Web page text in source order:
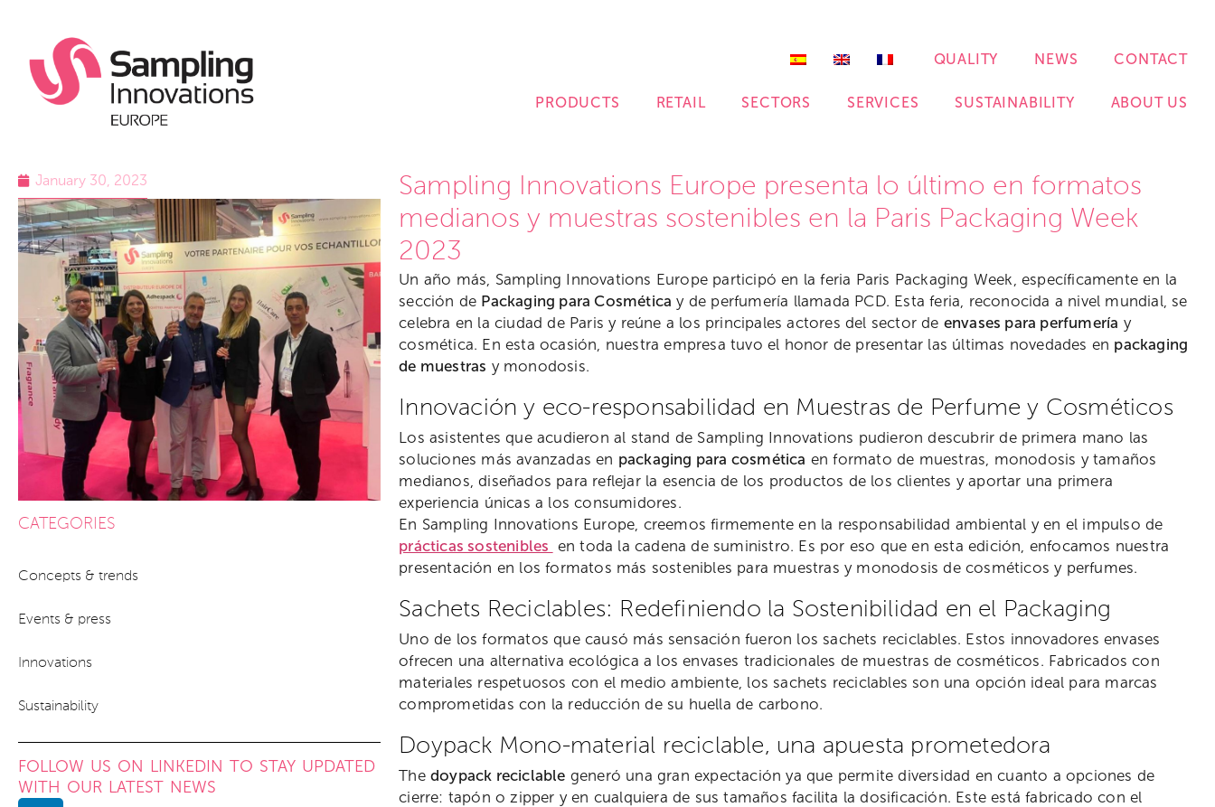
QUALITY NEWS CONTACT
PRODUCTS RETAIL SECTORS SERVICES SUSTAINABILITY ABOUT US
Sampling Innovations Europe presenta lo último en formatos
medianos y muestras sostenibles en la Paris Packaging Week
2023
Un año más, Sampling Innovations Europe participó en la feria Paris Packaging Week, específicamente en la
sección de Packaging para Cosmética y de perfumería llamada PCD. Esta feria, reconocida a nivel mundial, se
celebra en la ciudad de Paris y reúne a los principales actores del sector de envases para perfumería y
cosmética. En esta ocasión, nuestra empresa tuvo el honor de presentar las últimas novedades en packaging
de muestras y monodosis.
Innovación y eco-responsabilidad en Muestras de Perfume y Cosméticos
Los asistentes que acudieron al stand de Sampling Innovations pudieron descubrir de primera mano las
soluciones más avanzadas en packaging para cosmética en formato de muestras, monodosis y tamaños
medianos, diseñados para reflejar la esencia de los productos de los clientes y aportar una primera
experiencia únicas a los consumidores.
En Sampling Innovations Europe, creemos firmemente en la responsabilidad ambiental y en el impulso de
prácticas sostenibles en toda la cadena de suministro. Es por eso que en esta edición, enfocamos nuestra
presentación en los formatos más sostenibles para muestras y monodosis de cosméticos y perfumes.
Sachets Reciclables: Redefiniendo la Sostenibilidad en el Packaging
Uno de los formatos que causó más sensación fueron los sachets reciclables. Estos innovadores envases
ofrecen una alternativa ecológica a los envases tradicionales de muestras de cosméticos. Fabricados con
materiales respetuosos con el medio ambiente, los sachets reciclables son una opción ideal para marcas
comprometidas con la reducción de su huella de carbono.
Doypack Mono-material reciclable, una apuesta prometedora
Thedoypack reciclable generó una gran expectación ya que permite diversidad en cuanto a opciones de
cierre: tapón o zipper y en cualquiera de sus tamaños facilita la dosificación. Este está fabricado con el
January 30, 2023
CATEGORIES
Concepts & trends
Events & press
Innovations
Sustainability
FOLLOW US ON LINKEDIN TO STAY UPDATED
WITH OUR LATEST NEWS